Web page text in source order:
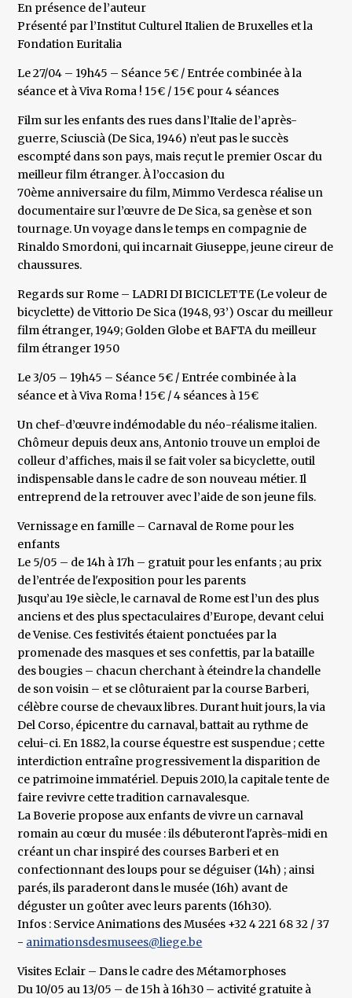
En présence de l’auteur
Présenté par l’Institut Culturel Italien de Bruxelles et la
Fondation Euritalia
Le 27/04 – 19h45 – Séance 5€ / Entrée combinée à la
séance et à Viva Roma ! 15€ / 15€ pour 4 séances
Film sur les enfants des rues dans l’Italie de l’après-
guerre, Sciuscià (De Sica, 1946) n’eut pas le succès
escompté dans son pays, mais reçut le premier Oscar du
meilleur film étranger. À l’occasion du
70ème anniversaire du film, Mimmo Verdesca réalise un
documentaire sur l’œuvre de De Sica, sa genèse et son
tournage. Un voyage dans le temps en compagnie de
Rinaldo Smordoni, qui incarnait Giuseppe, jeune cireur de
chaussures.
Regards sur Rome – LADRI DI BICICLETTE (Le voleur de
bicyclette) de Vittorio De Sica (1948, 93’) Oscar du meilleur
film étranger, 1949; Golden Globe et BAFTA du meilleur
film étranger 1950
Le 3/05 – 19h45 – Séance 5€ / Entrée combinée à la
séance et à Viva Roma ! 15€ / 4 séances à 15€
Un chef-d’œuvre indémodable du néo-réalisme italien.
Chômeur depuis deux ans, Antonio trouve un emploi de
colleur d’affiches, mais il se fait voler sa bicyclette, outil
indispensable dans le cadre de son nouveau métier. Il
entreprend de la retrouver avec l’aide de son jeune fils.
Vernissage en famille – Carnaval de Rome pour les
enfants
Le 5/05 – de 14h à 17h – gratuit pour les enfants ; au prix
de l’entrée de l'exposition pour les parents
Jusqu’au 19e siècle, le carnaval de Rome est l’un des plus
anciens et des plus spectaculaires d’Europe, devant celui
de Venise. Ces festivités étaient ponctuées par la
promenade des masques et ses confettis, par la bataille
des bougies – chacun cherchant à éteindre la chandelle
de son voisin – et se clôturaient par la course Barberi,
célèbre course de chevaux libres. Durant huit jours, la via
Del Corso, épicentre du carnaval, battait au rythme de
celui-ci. En 1882, la course équestre est suspendue ; cette
interdiction entraîne progressivement la disparition de
ce patrimoine immatériel. Depuis 2010, la capitale tente de
faire revivre cette tradition carnavalesque.
La Boverie propose aux enfants de vivre un carnaval
romain au cœur du musée : ils débuteront l'après-midi en
créant un char inspiré des courses Barberi et en
confectionnant des loups pour se déguiser (14h) ; ainsi
parés, ils paraderont dans le musée (16h) avant de
déguster un goûter avec leurs parents (16h30).
Infos : Service Animations des Musées +32 4 221 68 32 / 37
- animationsdesmusees@liege.be
Visites Eclair – Dans le cadre des Métamorphoses
Du 10/05 au 13/05 – de 15h à 16h30 – activité gratuite à